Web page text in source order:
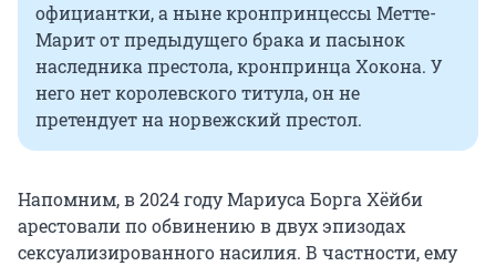
официантки, а ныне кронпринцессы Метте-
Марит от предыдущего брака и пасынок
наследника престола, кронпринца Хокона. У
него нет королевского титула, он не
претендует на норвежский престол.
Напомним, в 2024 году Мариуса Борга Хёйби
арестовали по обвинению в двух эпизодах
сексуализированного насилия. В частности, ему